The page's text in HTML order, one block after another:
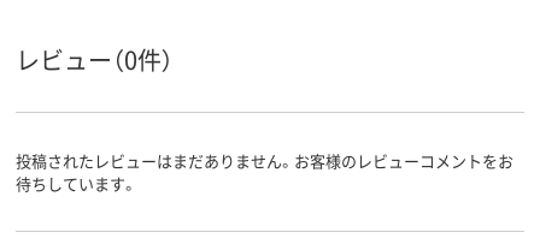
レビュー（0件）
投稿されたレビューはまだありません。お客様のレビューコメントをお
待ちしています。